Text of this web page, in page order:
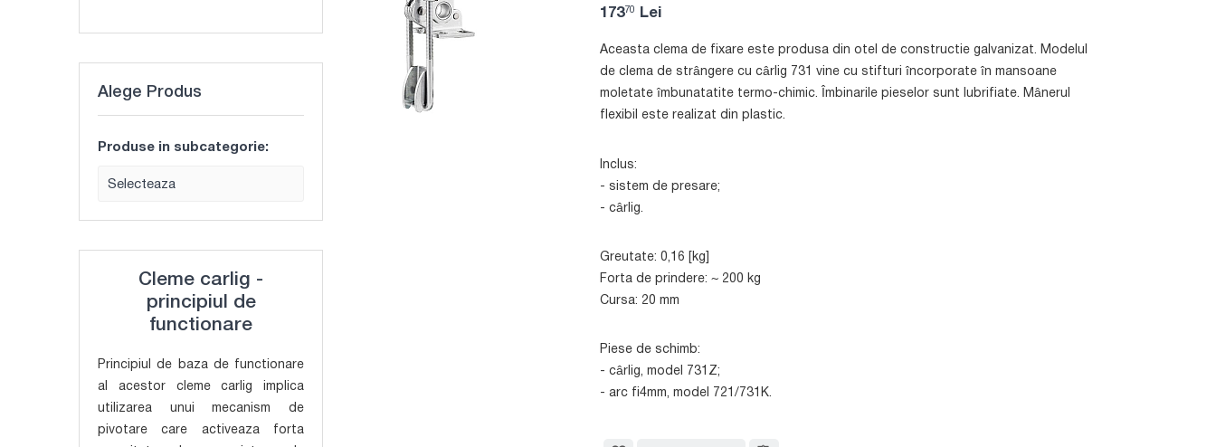
Alege Produs
Produse in subcategorie:
Selecteaza
Cleme carlig -
principiul de
functionare
Principiul de baza de functionare
al acestor cleme carlig implica
utilizarea unui mecanism de
pivotare care activeaza forta
17370 Lei
Aceasta clema de fixare este produsa din otel de constructie galvanizat. Modelul
de clema de strângere cu cârlig 731 vine cu stifturi încorporate în mansoane
moletate îmbunatatite termo-chimic. Îmbinarile pieselor sunt lubrifiate. Mânerul
flexibil este realizat din plastic.
Inclus:
- sistem de presare;
- cârlig.
Greutate: 0,16 [kg]
Forta de prindere: ~ 200 kg
Cursa: 20 mm
Piese de schimb:
- cârlig, model 731Z;
- arc fi4mm, model 721/731K.